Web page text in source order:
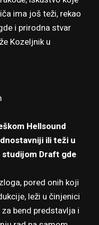
ima još teži, rekao
i prirodna stvar
Kozeljnik u
Hellsound
ili teži u
studijom Draft gde
pored onih koji
leži u činjenici
bend predstavlja i